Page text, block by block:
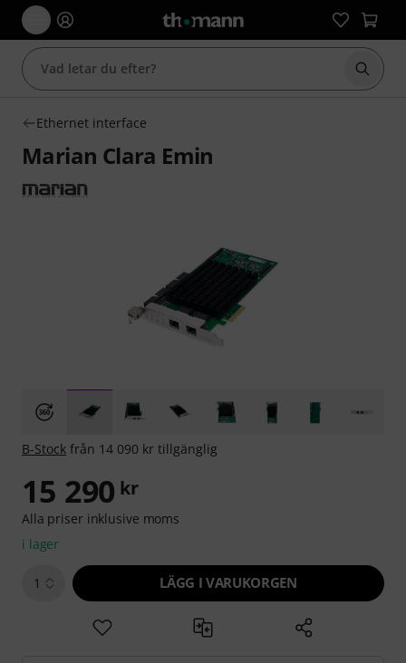
Börja
Ethernet interface
Marian Clara Emin
B-Stock från 14 090 kr tillgänglig
15 290 kr
Alla priser inklusive moms
i lager
1 LÄGG I VARUKORGEN